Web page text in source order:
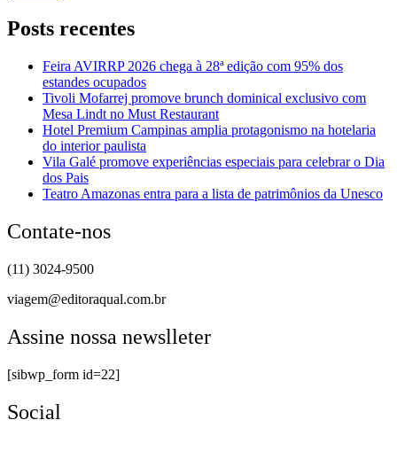
Posts recentes
Feira AVIRRP 2026 chega à 28ª edição com 95% dos
estandes ocupados
Tivoli Mofarrej promove brunch dominical exclusivo com
Mesa Lindt no Must Restaurant
Hotel Premium Campinas amplia protagonismo na hotelaria
do interior paulista
Vila Galé promove experiências especiais para celebrar o Dia
dos Pais
Teatro Amazonas entra para a lista de patrimônios da Unesco
Contate-nos
(11) 3024-9500
viagem@editoraqual.com.br
Assine nossa newslleter
[sibwp_form id=22]
Social